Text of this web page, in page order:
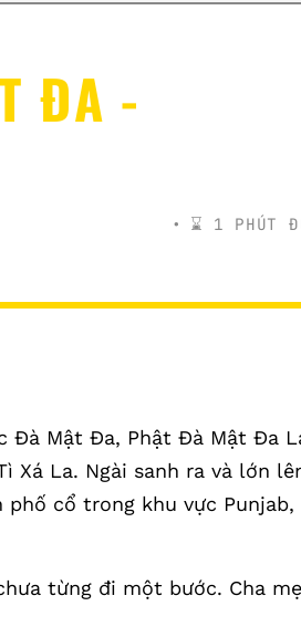
ĐA -
⌛️ 1 PHÚT
Đà Mật Đa, Phật Đà Mật Đa
Xá La. Ngài sanh ra và lớn
cổ trong khu vực Punjab,
từng đi một bước. Cha mẹ